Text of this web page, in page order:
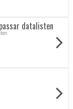
datalisten